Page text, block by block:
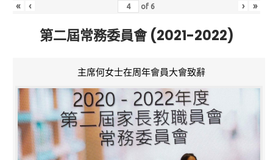
« ‹ of 6 › »
第二屆常務委員會 (2021-2022)
主席何女士在周年會員大會致辭